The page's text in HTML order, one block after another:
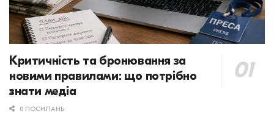
Критичність та бронювання за
новими правилами: що потрібно
знати медіа
0 ПОСИЛАНЬ